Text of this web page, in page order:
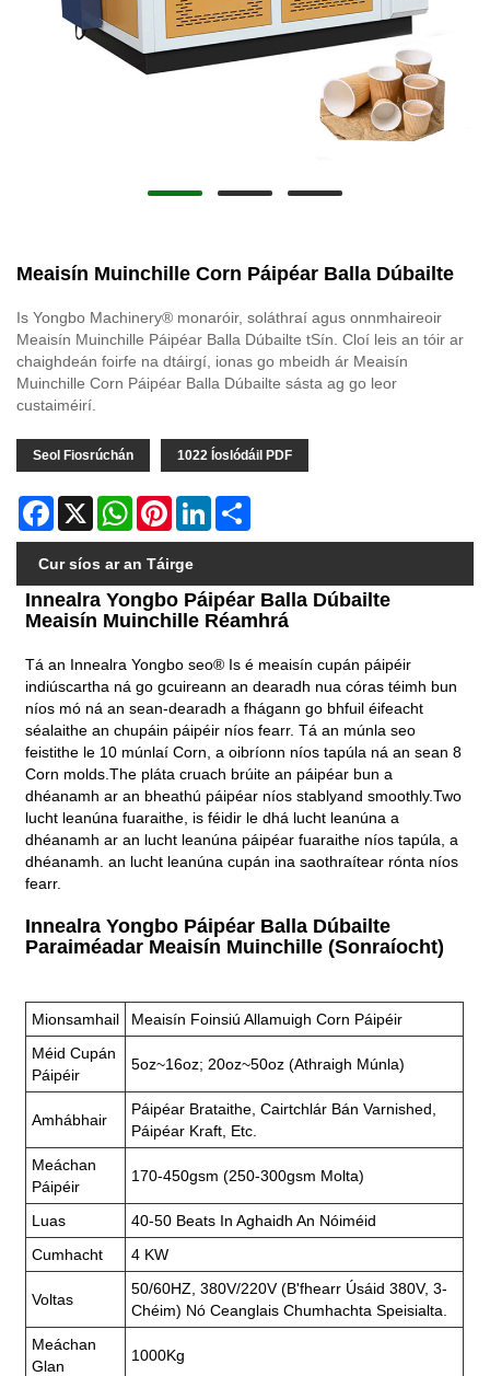
Meaisín Muinchille Corn Páipéar Balla Dúbailte
Is Yongbo Machinery® monaróir, soláthraí agus onnmhaireoir
Meaisín Muinchille Páipéar Balla Dúbailte tSín. Cloí leis an tóir ar
chaighdeán foirfe na dtáirgí, ionas go mbeidh ár Meaisín
Muinchille Corn Páipéar Balla Dúbailte sásta ag go leor
custaiméirí.
Seol Fiosrúchán 1022 Íoslódáil PDF
Facebook
X WhatsAppPinterestLinkedIn
Cur síos ar an Táirge
Innealra Yongbo Páipéar Balla Dúbailte
Meaisín Muinchille Réamhrá
Tá an Innealra Yongbo seo® Is é meaisín cupán páipéir
indiúscartha ná go gcuireann an dearadh nua córas téimh bun
níos mó ná an sean-dearadh a fhágann go bhfuil éifeacht
séalaithe an chupáin páipéir níos fearr. Tá an múnla seo
feistithe le 10 múnlaí Corn, a oibríonn níos tapúla ná an sean 8
Corn molds.The pláta cruach brúite an páipéar bun a
dhéanamh ar an bheathú páipéar níos stablyand smoothly.Two
lucht leanúna fuaraithe, is féidir le dhá lucht leanúna a
dhéanamh ar an lucht leanúna páipéar fuaraithe níos tapúla, a
dhéanamh. an lucht leanúna cupán ina saothraítear rónta níos
fearr.
Innealra Yongbo Páipéar Balla Dúbailte
Paraiméadar Meaisín Muinchille (Sonraíocht)
Mionsamhail
Meaisín Foinsiú Allamuigh Corn Páipéir
Méid Cupán
Páipéir
5oz~16oz; 20oz~50oz (athraigh Múnla)
Amhábhair
Páipéar Brataithe, Cairtchlár Bán Varnished,
Páipéar Kraft, Etc.
Meáchan
Páipéir
170-450gsm (250-300gsm Molta)
Luas
40-50 Beats In Aghaidh An Nóiméid
Cumhacht
4 KW
Voltas
50/60HZ, 380V/220V (b'fhearr Úsáid 380V, 3-
Chéim) Nó Ceanglais Chumhachta Speisialta.
Meáchan
Glan
1000Kg